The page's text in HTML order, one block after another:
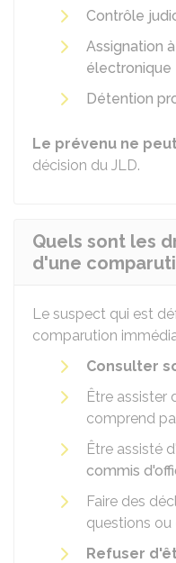
Contrôle
Assignation
électronique
Détention
Le prévenu ne
décision du JLD.
Quels sont les
d'une
Le suspect qui est
comparution
Consulter
Être assister
comprend
Être assisté
commis
Faire des
questions ou
Refuser